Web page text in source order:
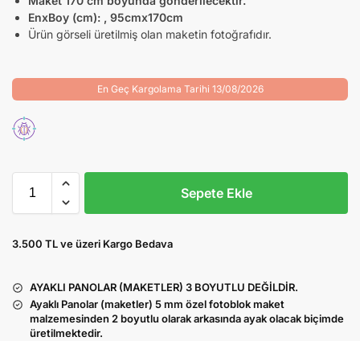
EnxBoy (cm): , 95cmx170cm
Ürün görseli üretilmiş olan maketin fotoğrafıdır.
En Geç Kargolama Tarihi 13/08/2026
Sepete Ekle
3.500 TL ve üzeri Kargo Bedava
AYAKLI PANOLAR (MAKETLER) 3 BOYUTLU DEĞİLDİR.
Ayaklı Panolar (maketler) 5 mm özel fotoblok maket
malzemesinden 2 boyutlu olarak arkasında ayak olacak biçimde
üretilmektedir.